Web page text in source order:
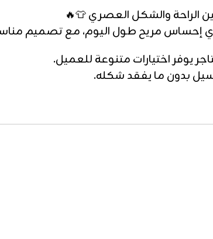
مريح طول اليوم، مع تصميم مناسب
يوفر اختيارات متنوعة للعميل.
بدون ما يفقد شكله.